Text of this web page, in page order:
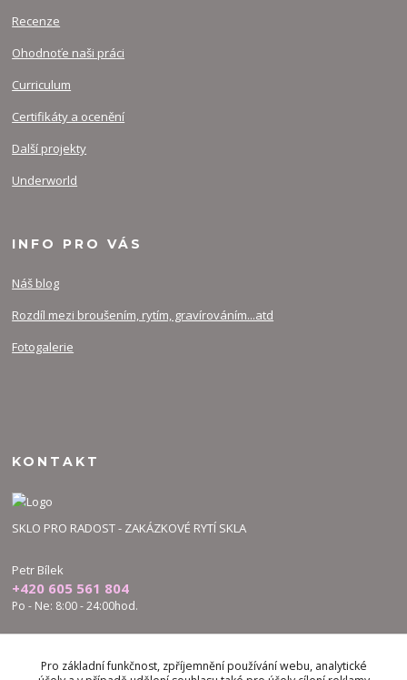
Recenze
Ohodnoťe naši práci
Curriculum
Certifikáty a ocenění
Další projekty
Underworld
INFO PRO VÁS
Náš blog
Rozdíl mezi broušením, rytím, gravírováním...atd
Fotogalerie
KONTAKT
SKLO PRO RADOST - ZAKÁZKOVÉ RYTÍ SKLA
Petr Bílek
+420 605 561 804
Po - Ne: 8:00 - 24:00hod.
bilek.petr@skloproradost.cz
Pro základní funkčnost, zpříjemnění používání webu, analytické